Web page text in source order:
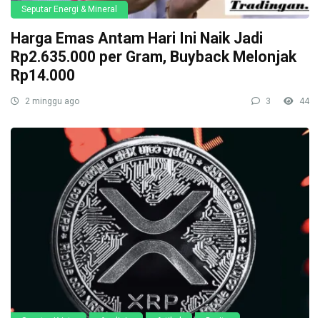
Seputar Energi & Mineral
Harga Emas Antam Hari Ini Naik Jadi
Rp2.635.000 per Gram, Buyback Melonjak
Rp14.000
2 minggu ago 3 44